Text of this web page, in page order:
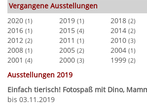
Vergangene Ausstellungen
2020 (1) 2019 (1) 2018 (2)
2016 (1) 2015 (4) 2014 (2)
2012 (2) 2011 (1) 2010 (3)
2008 (1) 2005 (2) 2004 (1)
2001 (4) 2000 (3) 1999 (2)
Ausstellungen 2019
Einfach tierisch! Fotospaß mit Dino,
bis 03.11.2019